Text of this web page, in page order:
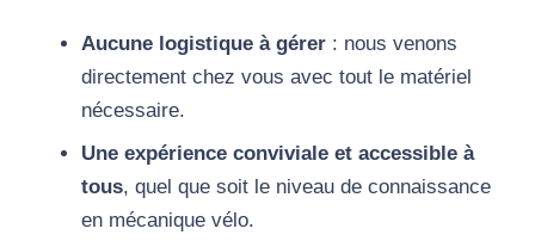
Aucune logistique à gérer : nous venons
directement chez vous avec tout le matériel
nécessaire.
Une expérience conviviale et accessible à
tous, quel que soit le niveau de connaissance
en mécanique vélo.